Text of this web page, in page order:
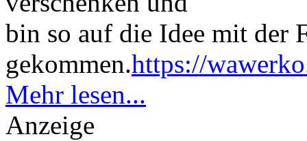
bin so auf die Idee mit der
gekommen.https://
Mehr lesen...
Anzeige